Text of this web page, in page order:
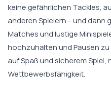
keine gefährlichen Tackles,
anderen Spielern – und dann
Matches und lustige
hochzuhalten und Pausen
auf Spaß und sicherem
Wettbewerbsfähigkeit.